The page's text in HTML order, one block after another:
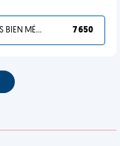
TU L'AS BIEN MÉRITÉ 7 650